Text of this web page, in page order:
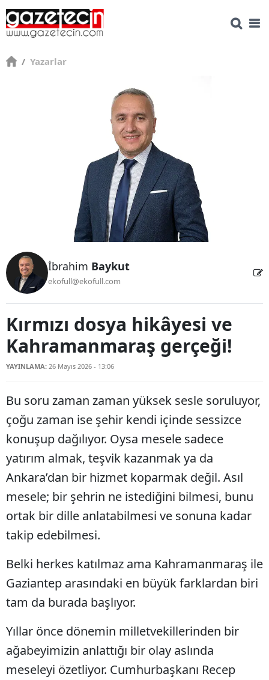
/ Yazarlar
İbrahim Baykut
ekofull@ekofull.com
Kırmızı dosya hikâyesi ve
Kahramanmaraş gerçeği!
YAYINLAMA: 26 Mayıs 2026 - 13:06
Bu soru zaman zaman yüksek sesle soruluyor,
çoğu zaman ise şehir kendi içinde sessizce
konuşup dağılıyor. Oysa mesele sadece
yatırım almak, teşvik kazanmak ya da
Ankara’dan bir hizmet koparmak değil. Asıl
mesele; bir şehrin ne istediğini bilmesi, bunu
ortak bir dille anlatabilmesi ve sonuna kadar
takip edebilmesi.
Belki herkes katılmaz ama Kahramanmaraş ile
Gaziantep arasındaki en büyük farklardan biri
tam da burada başlıyor.
Yıllar önce dönemin milletvekillerinden bir
ağabeyimizin anlattığı bir olay aslında
meseleyi özetliyor. Cumhurbaşkanı Recep